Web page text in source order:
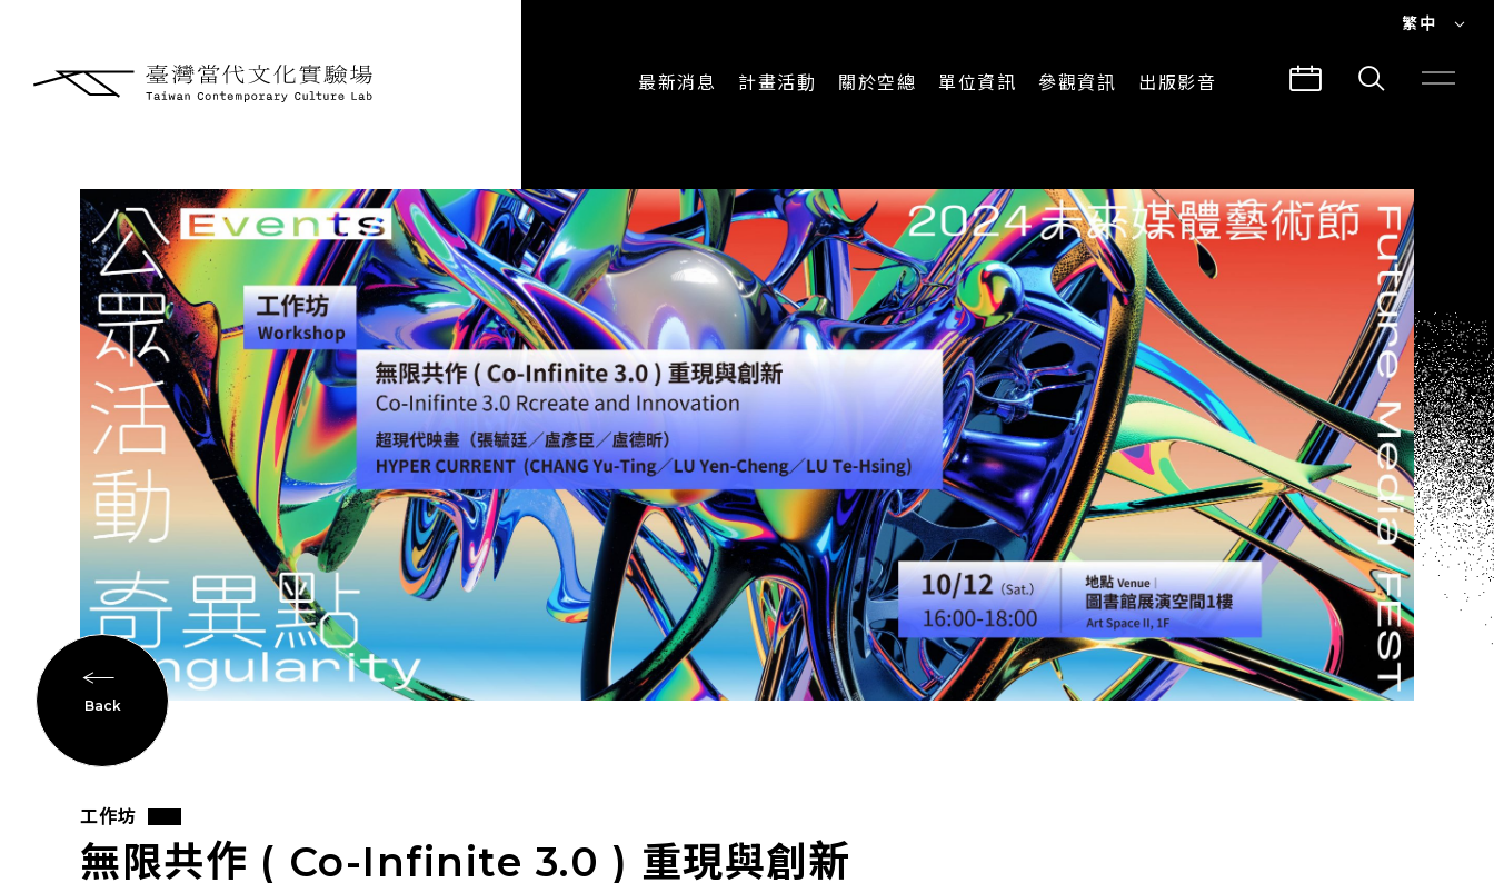
繁中
最新消息
即時新聞
計畫活動
主題計畫
CREATORS
關於空總
組織架構
公開資訊
認識執行長
場地申請
加入我們
單位資訊 參觀資訊
交通與地圖
建築故事
導覽服務
出版影音
所有影音
出版品
Back
工作坊
無限共作 ( Co-Infinite 3.0 ) 重現與創新